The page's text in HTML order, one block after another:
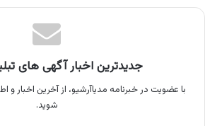
جدیدترین اخبار آگهی های
با عضویت در خبرنامه مدیاآرشیو، از آخرین اخبار و
شوید.